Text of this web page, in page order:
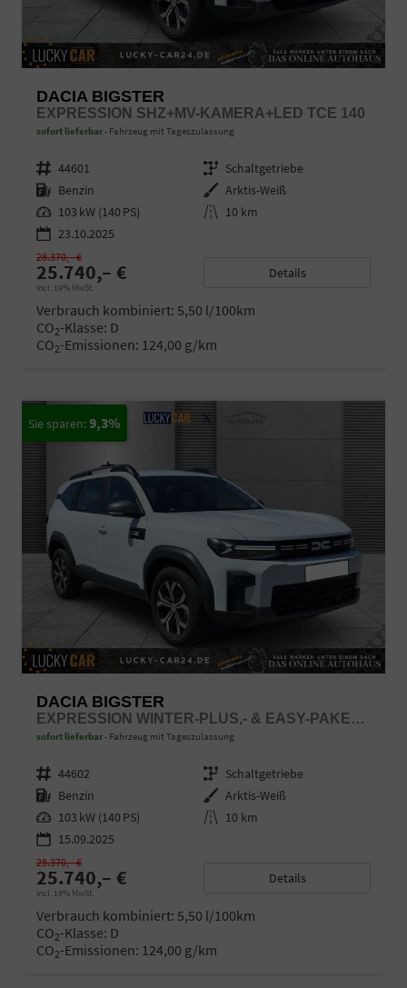
DACIA BIGSTER
EXPRESSION SHZ+MV-KAMERA+LED TCE 140
sofort lieferbar Fahrzeug mit Tageszulassung
Fahrzeugnr. 44601 Getriebe Schaltgetriebe
Kraftstoff Benzin Außenfarbe Arktis-Weiß
Leistung 103 kW (140 PS) Kilometerstand 10 km
23.10.2025
25.740,– €
incl. 19% MwSt.
28.370,– €
Details
Verbrauch kombiniert: 5,50 l/100km
CO2-Klasse: D
CO2-Emissionen: 124,00 g/km
9,3%
DACIA BIGSTER
EXPRESSION WINTER-PLUS,- & EASY-PAKET TCE 140
sofort lieferbar Fahrzeug mit Tageszulassung
Fahrzeugnr. 44602 Getriebe Schaltgetriebe
Kraftstoff Benzin Außenfarbe Arktis-Weiß
Leistung 103 kW (140 PS) Kilometerstand 10 km
15.09.2025
25.740,– €
incl. 19% MwSt.
28.370,– €
Details
Verbrauch kombiniert: 5,50 l/100km
CO2-Klasse: D
CO2-Emissionen: 124,00 g/km